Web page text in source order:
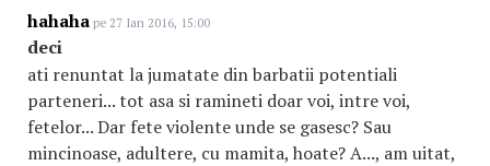
hahaha pe 27 Ian 2016, 15:00
deci
ati renuntat la jumatate din barbatii potentiali
parteneri... tot asa si ramineti doar voi, intre voi,
fetelor... Dar fete violente unde se gasesc? Sau
mincinoase, adultere, cu mamita, hoate? A..., am uitat,